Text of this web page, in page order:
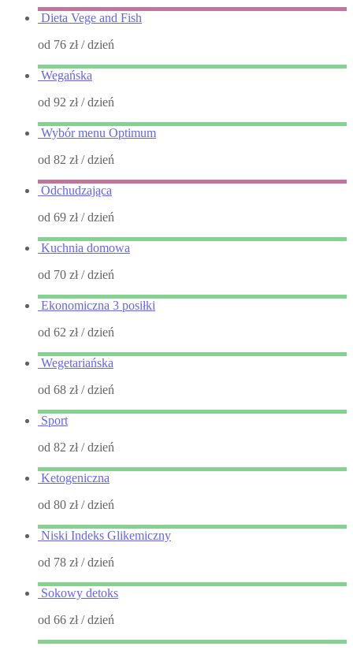
Dieta Vege and Fish
od 76 zł/ dzień
Wegańska
od 92 zł/ dzień
Wybór menu Optimum
od 82 zł/ dzień
Odchudzająca
od 69 zł/ dzień
Kuchnia domowa
od 70 zł/ dzień
Ekonomiczna 3 posiłki
od 62 zł/ dzień
Wegetariańska
od 68 zł/ dzień
Sport
od 82 zł/ dzień
Ketogeniczna
od 80 zł/ dzień
Niski Indeks Glikemiczny
od 78 zł/ dzień
Sokowy detoks
od 66 zł/ dzień